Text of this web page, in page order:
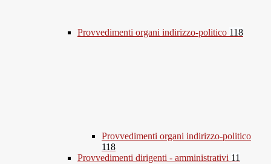
Provvedimenti organi indirizzo-politico 118
Provvedimenti organi indirizzo-politico
118
Provvedimenti dirigenti - amministrativi 11